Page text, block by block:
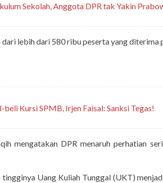
Sekolah, Anggota DPR tak Yakin
lebih dari 580 ribu peserta yang diterima
Kursi SPMB, Irjen Faisal: Sanksi Tegas!
mengatakan DPR menaruh perhatian
Uang Kuliah Tunggal (UKT)